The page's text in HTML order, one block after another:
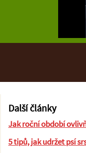
Další články
Jak roční období
5 tipů, jak udržet psí